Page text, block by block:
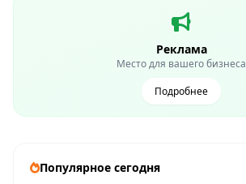
Реклама
Место для вашего бизнеса
Подробнее
Популярное сегодня